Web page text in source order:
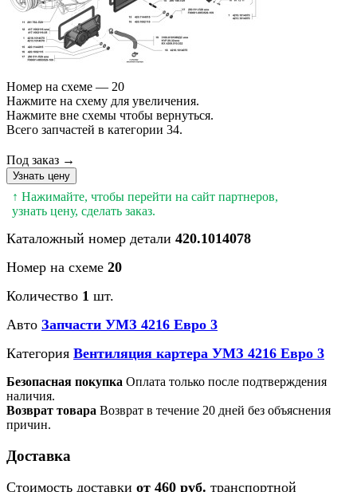
Номер на схеме — 20
Нажмите на схему для увеличения.
Нажмите вне схемы чтобы вернуться.
Всего запчастей в категории 34.
Под заказ →
Узнать цену
↑ Нажимайте, чтобы перейти на сайт партнеров,
узнать цену, сделать заказ.
Каталожный номер детали 420.1014078
Номер на схеме 20
Количество 1 шт.
Авто Запчасти УМЗ 4216 Евро 3
Категория Вентиляция картера УМЗ 4216 Евро 3
Безопасная покупка Оплата только после подтверждения
наличия.
Возврат товара Возврат в течение 20 дней без объяснения
причин.
Доставка
Стоимость доставки от 460 руб. транспортной